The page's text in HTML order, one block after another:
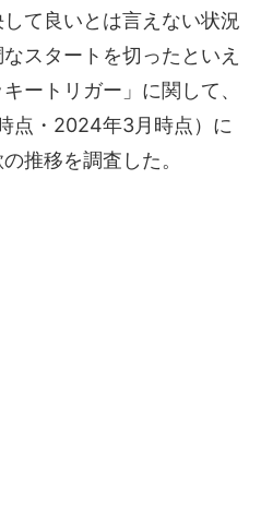
て良いとは言えない状況
スタートを切ったといえ
ートリガー」に関して、
点・2024年3月時点）に
推移を調査した。